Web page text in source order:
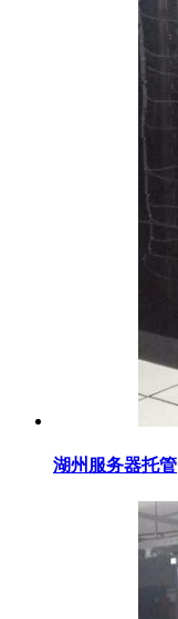
湖州服务器托管